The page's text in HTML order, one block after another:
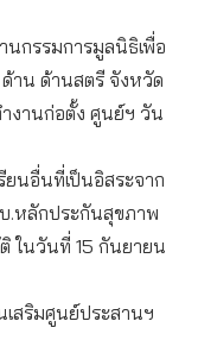
กรรมการมูลนิธิเพื่อ
าน ด้านสตรี จังหวัด
งานก่อตั้ง ศูนย์ฯ วัน
ยนอื่นที่เป็นอิสระจาก
.หลักประกันสุขภาพ
ในวันที่ 15 กันยายน
เสริมศูนย์ประสานฯ